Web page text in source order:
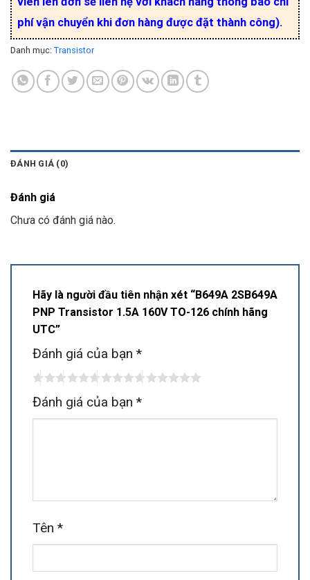
phí vận chuyển khi đơn hàng được đặt thành công).
Danh mục: Transistor
ĐÁNH GIÁ (0)
Đánh giá
Chưa có đánh giá nào.
Hãy là người đầu tiên nhận xét “B649A 2SB649A
PNP Transistor 1.5A 160V TO-126 chính hãng
UTC”
Đánh giá của bạn *
Đánh giá của bạn *
Tên *